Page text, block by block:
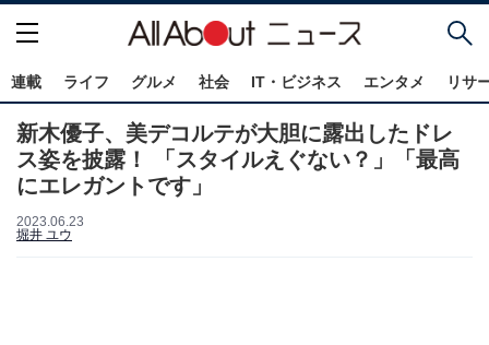
連載 ライフ グルメ 社会 IT・ビジネス エンタメ リサ
新木優子、美デコルテが大胆に露出したドレ
ス姿を披露！ 「スタイルえぐない？」「最高
にエレガントです」
2023.06.23
堀井 ユウ